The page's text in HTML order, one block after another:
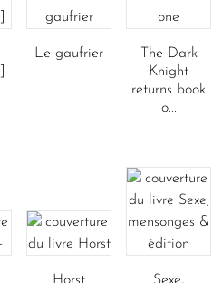
Le gaufrier
The Dark
Knight
returns book
o...